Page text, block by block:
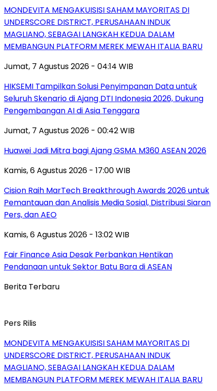
MONDEVITA MENGAKUISISI SAHAM MAYORITAS DI
UNDERSCORE DISTRICT, PERUSAHAAN INDUK
MAGLIANO, SEBAGAI LANGKAH KEDUA DALAM
MEMBANGUN PLATFORM MEREK MEWAH ITALIA BARU
Jumat, 7 Agustus 2026 - 04:14 WIB
HIKSEMI Tampilkan Solusi Penyimpanan Data untuk
Seluruh Skenario di Ajang DTI Indonesia 2026, Dukung
Pengembangan AI di Asia Tenggara
Jumat, 7 Agustus 2026 - 00:42 WIB
Huawei Jadi Mitra bagi Ajang GSMA M360 ASEAN 2026
Kamis, 6 Agustus 2026 - 17:00 WIB
Cision Raih MarTech Breakthrough Awards 2026 untuk
Pemantauan dan Analisis Media Sosial, Distribusi Siaran
Pers, dan AEO
Kamis, 6 Agustus 2026 - 13:02 WIB
Fair Finance Asia Desak Perbankan Hentikan
Pendanaan untuk Sektor Batu Bara di ASEAN
Berita Terbaru
Pers Rilis
MONDEVITA MENGAKUISISI SAHAM MAYORITAS DI
UNDERSCORE DISTRICT, PERUSAHAAN INDUK
MAGLIANO, SEBAGAI LANGKAH KEDUA DALAM
MEMBANGUN PLATFORM MEREK MEWAH ITALIA BARU